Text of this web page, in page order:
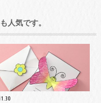
人気です。